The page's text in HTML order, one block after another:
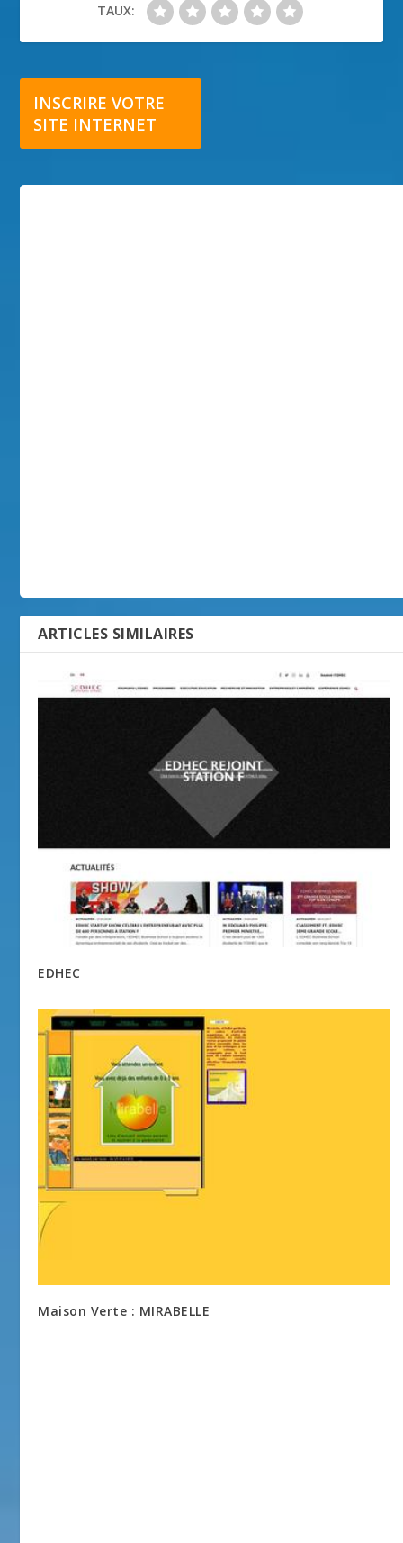
TAUX:
INSCRIRE VOTRE
SITE INTERNET
ARTICLES SIMILAIRES
EDHEC
Maison Verte : MIRABELLE